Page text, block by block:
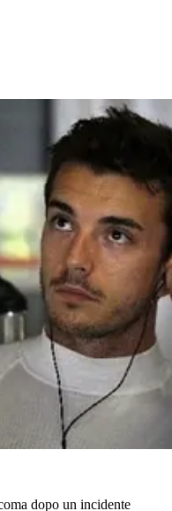
dopo un incidente